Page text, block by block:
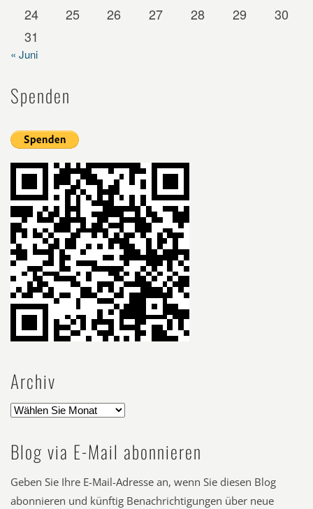
24
25 26 27 28 29
30
31
« Juni
Spenden
Archiv
Blog via E-Mail abonnieren
Geben Sie Ihre E-Mail-Adresse an, wenn Sie diesen Blog
abonnieren und künftig Benachrichtigungen über neue